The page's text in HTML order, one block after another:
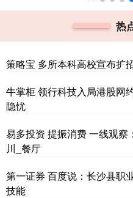
热
策略宝 多所本科高校宣布扩
牛掌柜 领行科技入局港股网
隐忧
易多投资 提振消费 一线观
川_餐厅
第一证券 百度说：长沙县职
技能